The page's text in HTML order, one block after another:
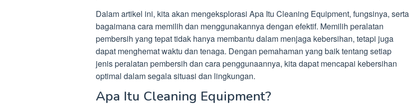
Dalam artikel ini, kita akan mengeksplorasi Apa Itu Cleaning Equipment, fungsinya, serta
bagaimana cara memilih dan menggunakannya dengan efektif. Memilih peralatan
pembersih yang tepat tidak hanya membantu dalam menjaga kebersihan, tetapi juga
dapat menghemat waktu dan tenaga. Dengan pemahaman yang baik tentang setiap
jenis peralatan pembersih dan cara penggunaannya, kita dapat mencapai kebersihan
optimal dalam segala situasi dan lingkungan.
Apa Itu Cleaning Equipment?